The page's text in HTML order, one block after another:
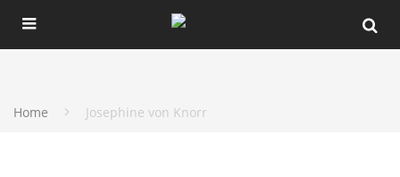
Home Josephine von Knorr